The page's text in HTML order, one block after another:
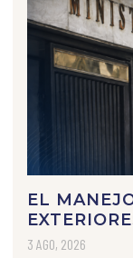
EL
3 AGO, 2026